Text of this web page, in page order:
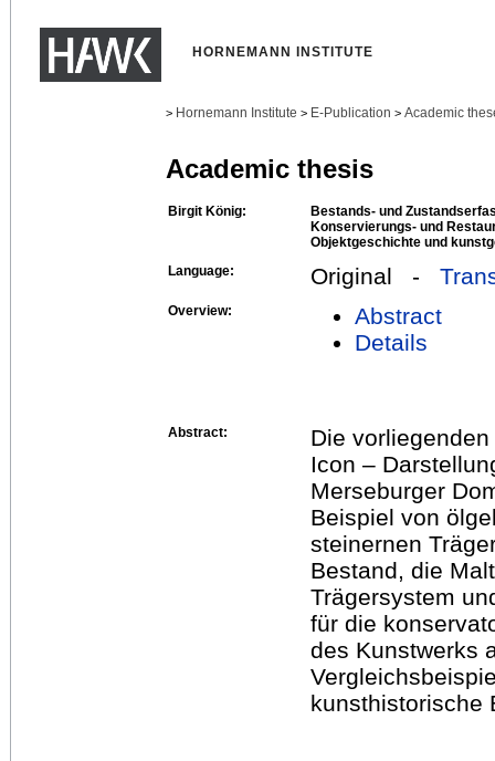
HORNEMANN INSTITUTE
> Hornemann Institute > E-Publication > Academic
Academic thesis
Birgit König:
Bestands- und
Konservierungs- und
Objektgeschichte und
Language:
Original -
Overview:
Abstract
Details
Abstract:
Die
Icon –
Merseburger
Beispiel von
steinernen
Bestand, die
Trägersystem
für die
des Kunstwerks
kunsthistorische